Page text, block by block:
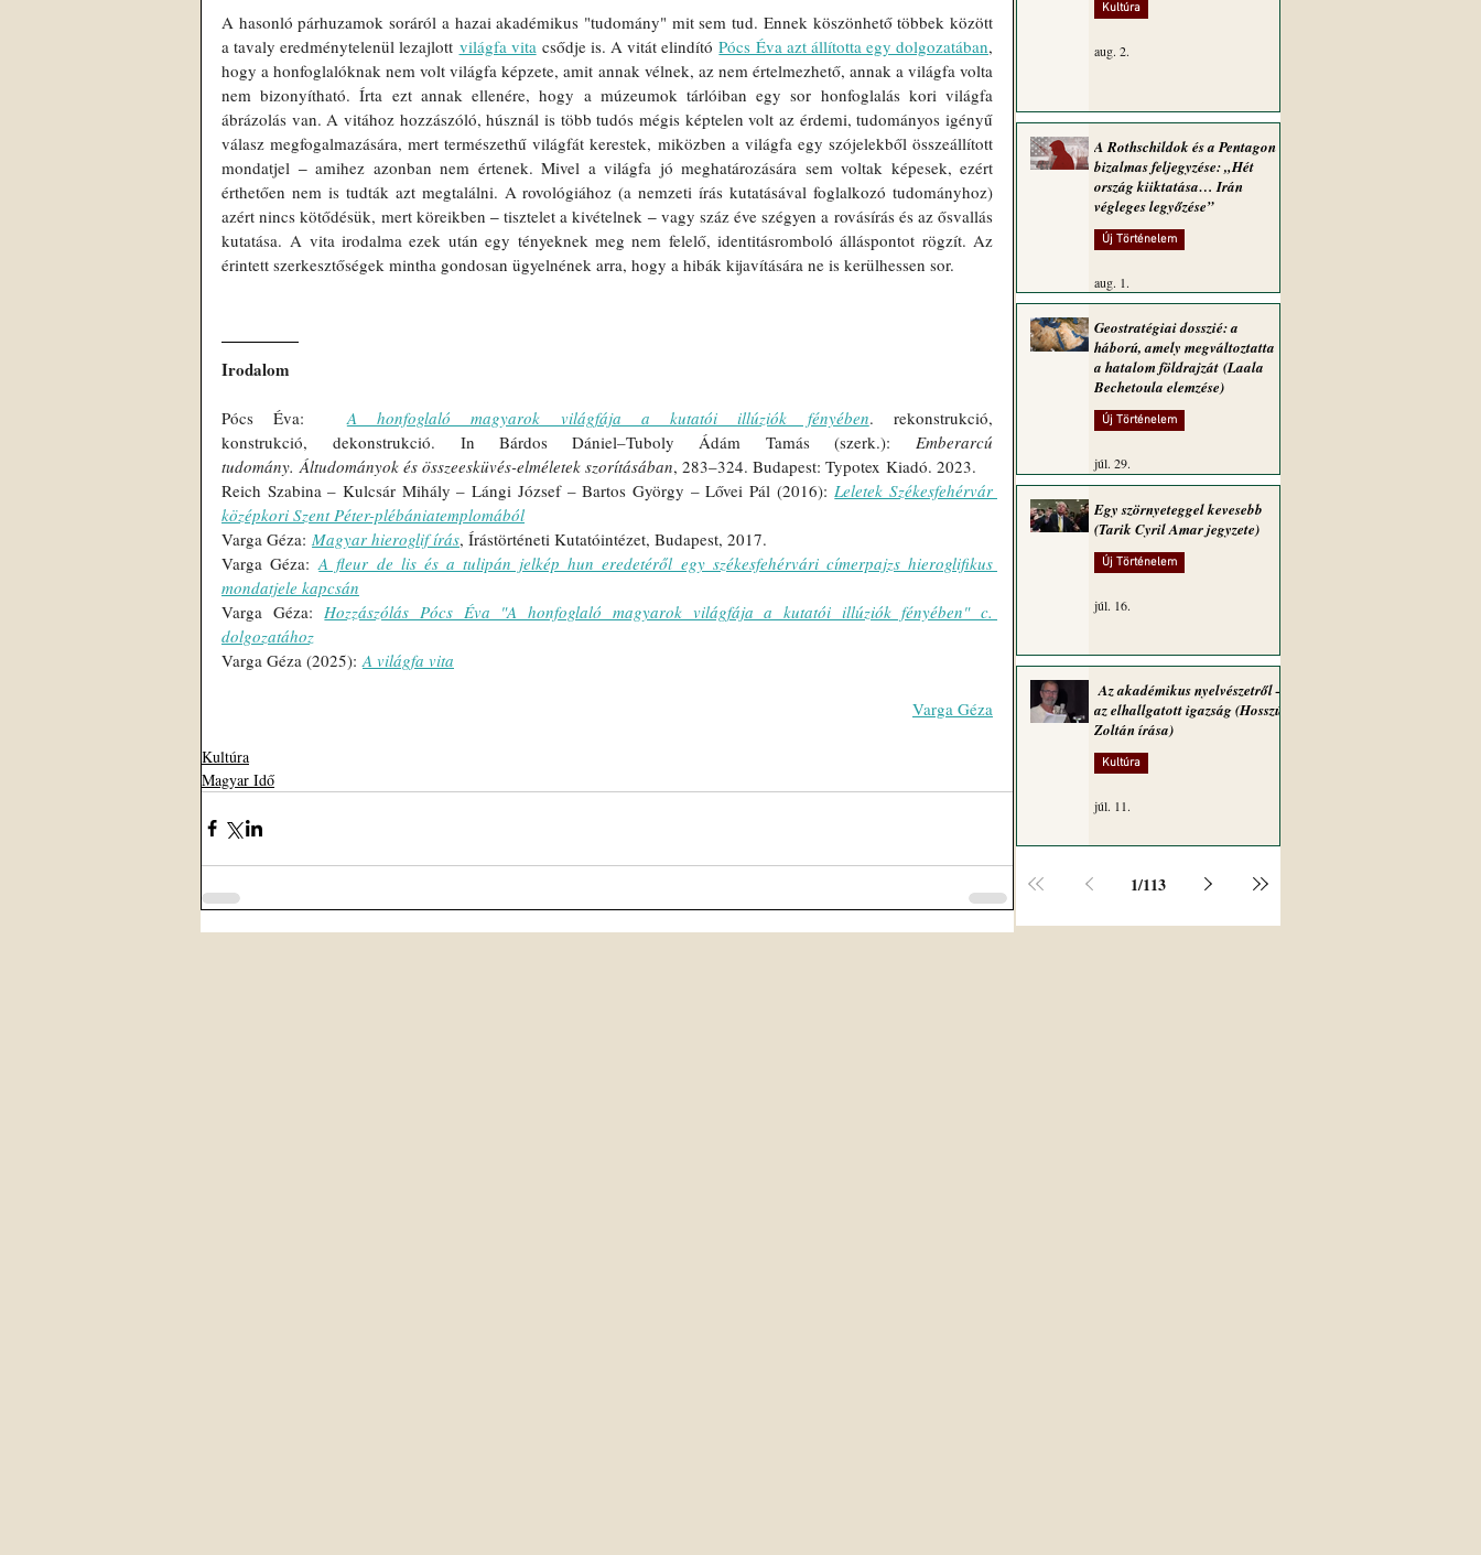
A hasonló párhuzamok soráról a hazai akadémikus "tudomány" mit sem tud. Ennek köszönhető többek között
a tavaly eredménytelenül lezajlott világfa vita csődje is. A vitát elindító Pócs Éva azt állította egy dolgozatában,
hogy a honfoglalóknak nem volt világfa képzete, amit annak vélnek, az nem értelmezhető, annak a világfa volta
nem bizonyítható. Írta ezt annak ellenére, hogy a múzeumok tárlóiban egy sor honfoglalás kori világfa
ábrázolás van. A vitához hozzászóló, húsznál is több tudós mégis képtelen volt az érdemi, tudományos igényű
válasz megfogalmazására, mert természethű világfát kerestek, miközben a világfa egy szójelekből összeállított
mondatjel ‒ amihez azonban nem értenek. Mivel a világfa jó meghatározására sem voltak képesek, ezért
érthetően nem is tudták azt megtalálni. A rovológiához (a nemzeti írás kutatásával foglalkozó tudományhoz)
azért nincs kötődésük, mert köreikben ‒ tisztelet a kivételnek ‒ vagy száz éve szégyen a rovásírás és az ősvallás
kutatása. A vita irodalma ezek után egy tényeknek meg nem felelő, identitásromboló álláspontot rögzít. Az
érintett szerkesztőségek mintha gondosan ügyelnének arra, hogy a hibák kijavítására ne is kerülhessen sor.
Irodalom
Pócs Éva: A honfoglaló magyarok világfája a kutatói illúziók fényében. rekonstrukció,
konstrukció, dekonstrukció. In Bárdos Dániel–Tuboly Ádám Tamás (szerk.): Emberarcú
tudomány. Áltudományok és összeesküvés-elméletek szorításában, 283–324. Budapest: Typotex Kiadó. 2023.
Reich Szabina – Kulcsár Mihály – Lángi József – Bartos György – Lővei Pál (2016): Leletek Székesfehérvár
középkori Szent Péter-plébániatemplomából
Varga Géza: Magyar hieroglif írás, Írástörténeti Kutatóintézet, Budapest, 2017.
Varga Géza: A fleur de lis és a tulipán jelkép hun eredetéről egy székesfehérvári címerpajzs hieroglifikus
mondatjele kapcsán
Varga Géza: Hozzászólás Pócs Éva "A honfoglaló magyarok világfája a kutatói illúziók fényében" c.
dolgozatához
Varga Géza (2025): A világfa vita
Varga Géza
Kultúra
Magyar Idő
Kultúra
aug. 2.
A Rothschildok és a Pentagon
bizalmas feljegyzése: „Hét
ország kiiktatása… Irán
végleges legyőzése”
Új Történelem
aug. 1.
Geostratégiai dosszié: a
háború, amely megváltoztatta
a hatalom földrajzát (Laala
Bechetoula elemzése)
Új Történelem
júl. 29.
Egy szörnyeteggel kevesebb
(Tarik Cyril Amar jegyzete)
Új Történelem
júl. 16.
Az akadémikus nyelvészetről –
az elhallgatott igazság (Hosszú
Zoltán írása)
Kultúra
júl. 11.
1/113